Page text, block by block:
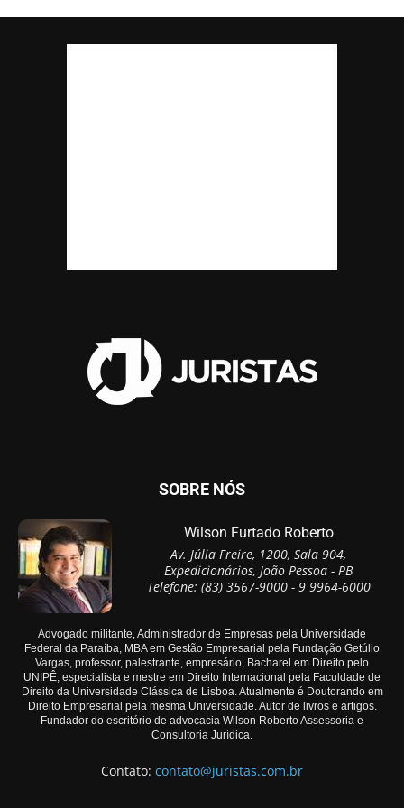
SOBRE NÓS
Wilson Furtado Roberto
Av. Júlia Freire, 1200, Sala 904,
Expedicionários, João Pessoa - PB
Telefone: (83) 3567-9000 - 9 9964-6000
Advogado militante, Administrador de Empresas pela Universidade
Federal da Paraíba, MBA em Gestão Empresarial pela Fundação Getúlio
Vargas, professor, palestrante, empresário, Bacharel em Direito pelo
UNIPÊ, especialista e mestre em Direito Internacional pela Faculdade de
Direito da Universidade Clássica de Lisboa. Atualmente é Doutorando em
Direito Empresarial pela mesma Universidade. Autor de livros e artigos.
Fundador do escritório de advocacia Wilson Roberto Assessoria e
Consultoria Jurídica.
Contato: contato@juristas.com.br